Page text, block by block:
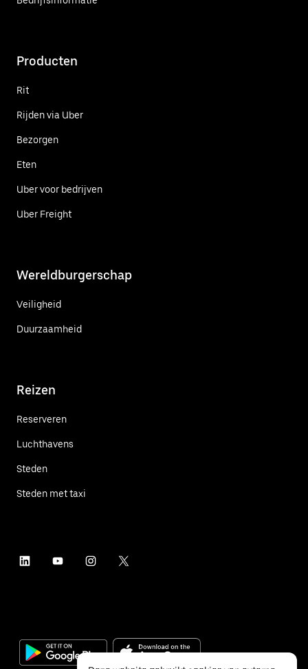
Producten
Rit
Rijden via Uber
Bezorgen
Eten
Uber voor bedrijven
Uber Freight
Wereldburgerschap
Veiligheid
Duurzaamheid
Reizen
Reserveren
Luchthavens
Steden
Steden met taxi